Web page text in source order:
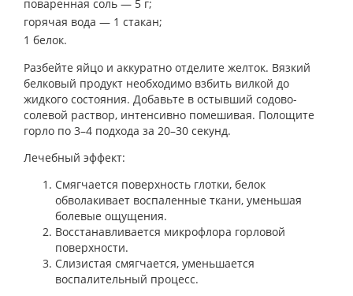
поваренная соль — 5 г;
горячая вода — 1 стакан;
1 белок.
Разбейте яйцо и аккуратно отделите желток. Вязкий
белковый продукт необходимо взбить вилкой до
жидкого состояния. Добавьте в остывший содово-
солевой раствор, интенсивно помешивая. Полощите
горло по 3–4 подхода за 20–30 секунд.
Лечебный эффект:
Смягчается поверхность глотки, белок
обволакивает воспаленные ткани, уменьшая
болевые ощущения.
Восстанавливается микрофлора горловой
поверхности.
Слизистая смягчается, уменьшается
воспалительный процесс.